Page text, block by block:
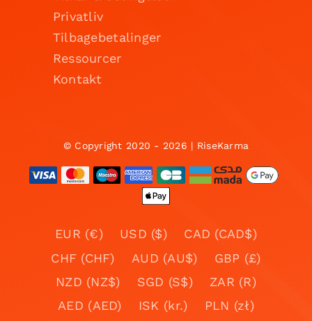
Privatliv
Tilbagebetalinger
Ressourcer
Kontakt
© Copyright 2020 - 2026 | RiseKarma
EUR (€) USD ($)
CAD (CAD$)
CHF (CHF)
AUD (AU$)
GBP (£)
NZD (NZ$)
SGD (S$)
ZAR (R)
AED (AED)
ISK (kr.)
PLN (zł)